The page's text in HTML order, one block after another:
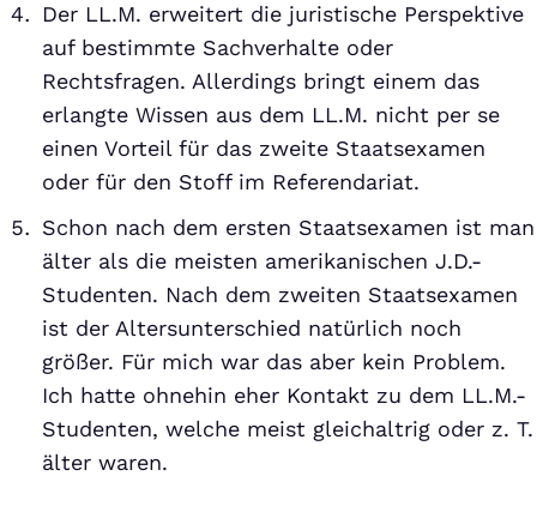
Der LL.M. erweitert die juristische Perspektive
auf bestimmte Sachverhalte oder
Rechtsfragen. Allerdings bringt einem das
erlangte Wissen aus dem LL.M. nicht per se
einen Vorteil für das zweite Staatsexamen
oder für den Stoff im Referendariat.
Schon nach dem ersten Staatsexamen ist man
älter als die meisten amerikanischen J.D.-
Studenten. Nach dem zweiten Staatsexamen
ist der Altersunterschied natürlich noch
größer. Für mich war das aber kein Problem.
Ich hatte ohnehin eher Kontakt zu dem LL.M.-
Studenten, welche meist gleichaltrig oder z. T.
älter waren.